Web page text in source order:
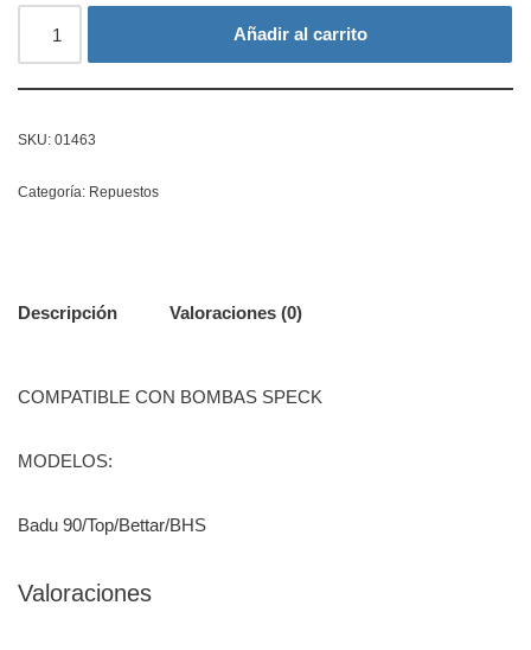
Añadir al carrito
SKU: 01463
Categoría: Repuestos
Descripción Valoraciones (0)
COMPATIBLE CON BOMBAS SPECK
MODELOS:
Badu 90/Top/Bettar/BHS
Valoraciones